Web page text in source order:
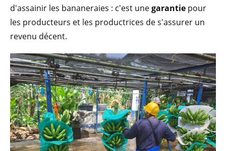
d'assainir les bananeraies : c'est unegarantie pour
les producteurs et les productrices de s'assurer un
revenu décent.